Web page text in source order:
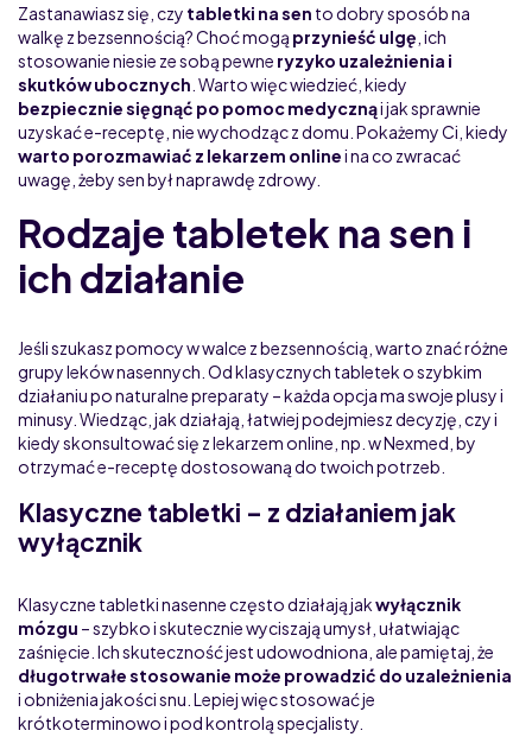
Zastanawiasz się, czy tabletki na sen to dobry sposób na
walkę z bezsennością? Choć mogą przynieść ulgę , ich
stosowanie niesie ze sobą pewne ryzyko uzależnienia i
skutków ubocznych . Warto więc wiedzieć, kiedy
bezpiecznie sięgnąć po pomoc medycznąi jak sprawnie
uzyskać e-receptę, nie wychodząc z domu. Pokażemy Ci, kiedy
warto porozmawiać z lekarzem onlinei na co zwracać
uwagę, żeby sen był naprawdę zdrowy.
Rodzaje tabletek na sen i
ich działanie
Jeśli szukasz pomocy w walce z bezsennością, warto znać różne
grupy leków nasennych. Od klasycznych tabletek o szybkim
działaniu po naturalne preparaty – każda opcja ma swoje plusy i
minusy. Wiedząc, jak działają, łatwiej podejmiesz decyzję, czy i
kiedy skonsultować się z lekarzem online, np. w Nexmed, by
otrzymać e-receptę dostosowaną do twoich potrzeb.
Klasyczne tabletki – z działaniem jak
wyłącznik
Klasyczne tabletki nasenne często działają jakwyłącznik
mózgu – szybko i skutecznie wyciszają umysł, ułatwiając
zaśnięcie. Ich skuteczność jest udowodniona, ale pamiętaj, że
długotrwałe stosowanie może prowadzić do uzależnienia
i obniżenia jakości snu. Lepiej więc stosować je
krótkoterminowo i pod kontrolą specjalisty.